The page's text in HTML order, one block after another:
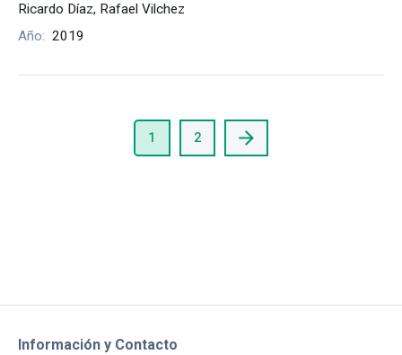
Ricardo Díaz, Rafael Vilchez
Año: 2019
1 2
Información y Contacto